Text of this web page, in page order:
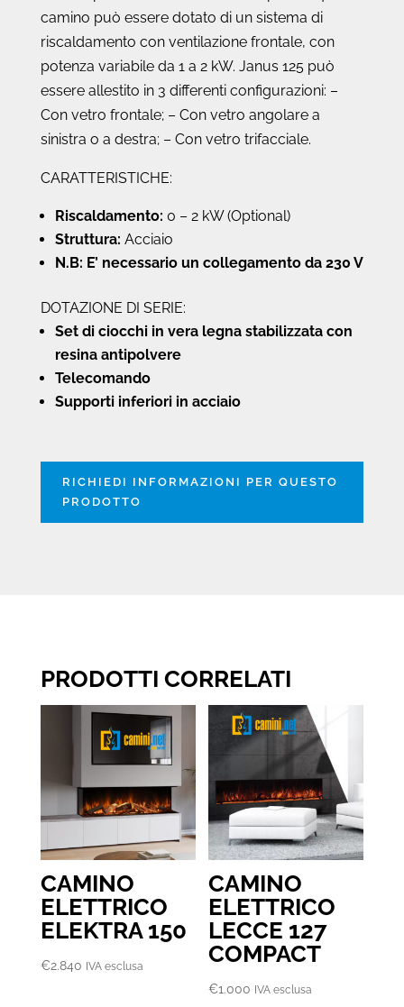
camino può essere dotato di un sistema di
riscaldamento con ventilazione frontale, con
potenza variabile da 1 a 2 kW. Janus 125 può
essere allestito in 3 differenti configurazioni: –
Con vetro frontale; – Con vetro angolare a
sinistra o a destra; – Con vetro trifacciale.
CARATTERISTICHE:
Riscaldamento: 0 – 2 kW (Optional)
Struttura: Acciaio
N.B: E’ necessario un collegamento da 230 V
DOTAZIONE DI SERIE:
Set di ciocchi in vera legna stabilizzata con
resina antipolvere
Telecomando
Supporti inferiori in acciaio
RICHIEDI INFORMAZIONI PER QUESTO
PRODOTTO
PRODOTTI CORRELATI
CAMINO
ELETTRICO
ELEKTRA 150
€2.840 IVA esclusa
CAMINO
ELETTRICO
LECCE 127
COMPACT
€1.000 IVA esclusa